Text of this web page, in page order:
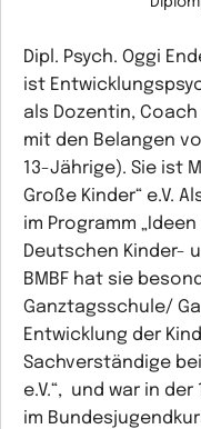
Dipl. Psych. Oggi
ist
als Dozentin,
mit den Belangen
13-Jährige). Sie ist
Große Kinder“ e.V.
im Programm
Deutschen Kinder-
BMBF hat sie
Ganztagsschule/
Entwicklung der
Sachverständige
e.V.“, und war in
im